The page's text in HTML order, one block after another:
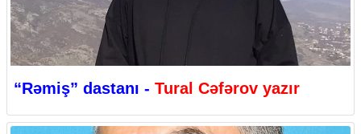
“Rəmiş” dastanı - Tural Cəfərov yazır